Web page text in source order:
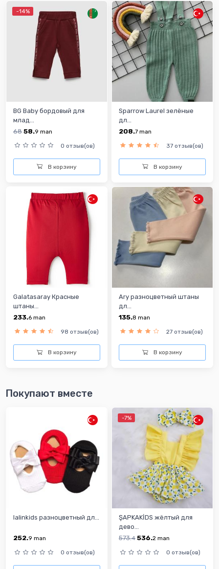
-14%
BG Baby бордовый для
млад...
6858.9 man
0 отзыв(ов)
В корзину
Sparrow Laurel зелёные
дл...
208.7 man
37 отзыв(ов)
В корзину
Galatasaray Красные
штаны...
233.6 man
98 отзыв(ов)
В корзину
Ary разноцветный штаны
дл...
135.8 man
27 отзыв(ов)
В корзину
Покупают вместе
lalinkids разноцветный дл...
252.9 man
0 отзыв(ов)
-7%
ŞAPKAKİDS жёлтый для
дево...
573.4 536.2 man
0 отзыв(ов)